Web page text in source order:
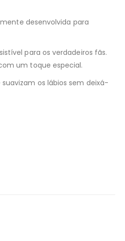
desenvolvida para
para os verdadeiros fãs.
um toque especial.
os lábios sem deixá-